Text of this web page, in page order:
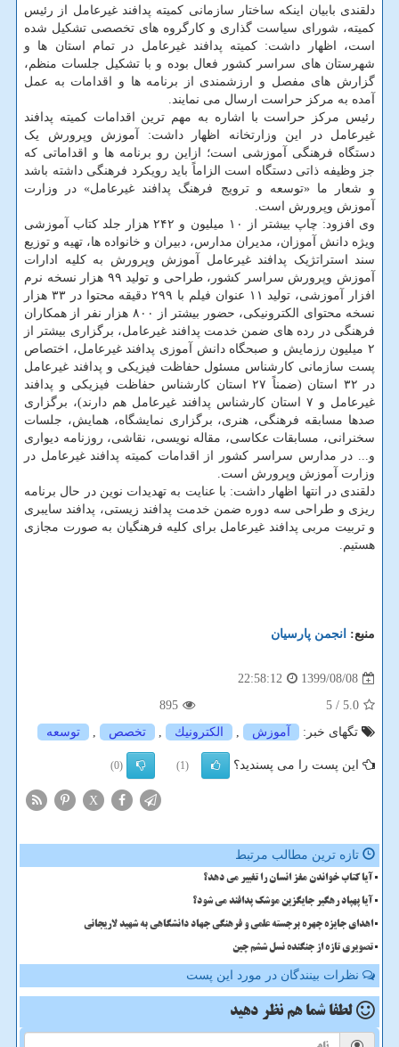
دلقندی بابیان اینکه ساختار سازمانی کمیته پدافند غیرعامل از رئیس
کمیته، شورای سیاست گذاری و کارگروه های تخصصی تشکیل شده
است، اظهار داشت: کمیته پدافند غیرعامل در تمام استان ها و
شهرستان های سراسر کشور فعال بوده و با تشکیل جلسات منظم،
گزارش های مفصل و ارزشمندی از برنامه ها و اقدامات به عمل
آمده به مرکز حراست ارسال می نمایند.
رئیس مرکز حراست با اشاره به مهم ترین اقدامات کمیته پدافند
غیرعامل در این وزارتخانه اظهار داشت: آموزش وپرورش یک
دستگاه فرهنگی آموزشی است؛ ازاین رو برنامه ها و اقداماتی که
جز وظیفه ذاتی دستگاه است الزاماً باید رویکرد فرهنگی داشته باشد
و شعار ما «توسعه و ترویج فرهنگ پدافند غیرعامل» در وزارت
آموزش وپرورش است.
وی افزود: چاپ بیشتر از ۱۰ میلیون و ۲۴۲ هزار جلد کتاب آموزشی
ویژه دانش آموزان، مدیران مدارس، دبیران و خانواده ها، تهیه و توزیع
سند استراتژیک پدافند غیرعامل آموزش وپرورش به کلیه ادارات
آموزش وپرورش سراسر کشور، طراحی و تولید ۹۹ هزار نسخه نرم
افزار آموزشی، تولید ۱۱ عنوان فیلم با ۲۹۹ دقیقه محتوا در ۳۳ هزار
نسخه محتوای الکترونیکی، حضور بیشتر از ۸۰۰ هزار نفر از همکاران
فرهنگی در رده های ضمن خدمت پدافند غیرعامل، برگزاری بیشتر از
۲ میلیون رزمایش و صبحگاه دانش آموزی پدافند غیرعامل، اختصاص
پست سازمانی کارشناس مسئول حفاظت فیزیکی و پدافند غیرعامل
در ۳۲ استان (ضمناً ۲۷ استان کارشناس حفاظت فیزیکی و پدافند
غیرعامل و ۷ استان کارشناس پدافند غیرعامل هم دارند)، برگزاری
صدها مسابقه فرهنگی، هنری، برگزاری نمایشگاه، همایش، جلسات
سخنرانی، مسابقات عکاسی، مقاله نویسی، نقاشی، روزنامه دیواری
و... در مدارس سراسر کشور از اقدامات کمیته پدافند غیرعامل در
وزارت آموزش وپرورش است.
دلقندی در انتها اظهار داشت: با عنایت به تهدیدات نوین در حال برنامه
ریزی و طراحی سه دوره ضمن خدمت پدافند زیستی، پدافند سایبری
و تربیت مربی پدافند غیرعامل برای کلیه فرهنگیان به صورت مجازی
هستیم.
منبع: انجمن پارسیان
1399/08/08
22:58:12
5.0
/ 5
895
تگهای خبر:
آموزش , الكترونیك , تخصص , توسعه
این پست را می پسندید؟ (1)
(0)
X
تازه ترین مطالب مرتبط
آیا کتاب خواندن مغز انسان را تغییر می دهد؟
آیا پهپاد رهگیر جایگزین موشک پدافند می شود؟
اهدای جایزه چهره برجسته علمی و فرهنگی جهاد دانشگاهی به شهید لاریجانی
تصویری تازه از جنگنده نسل ششم چین
نظرات بینندگان در مورد این پست
لطفا شما هم نظر دهید